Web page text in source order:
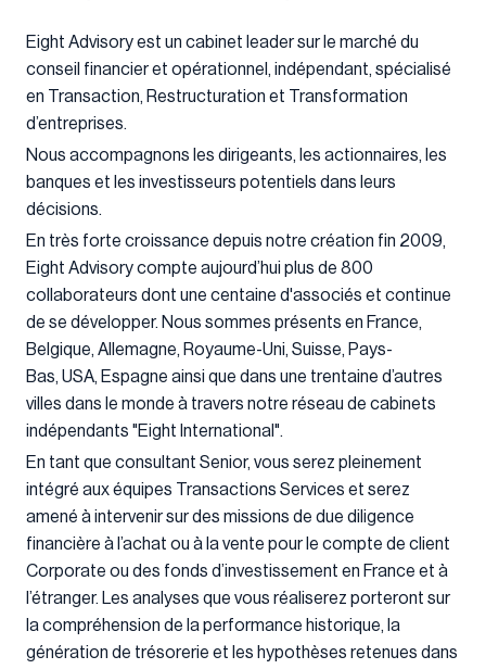
Eight Advisory est un cabinet leader sur le marché du
conseil financier et opérationnel, indépendant, spécialisé
en Transaction, Restructuration et Transformation
d’entreprises.
Nous accompagnons les dirigeants, les actionnaires, les
banques et les investisseurs potentiels dans leurs
décisions.
En très forte croissance depuis notre création fin 2009,
Eight Advisory compte aujourd’hui plus de 800
collaborateurs dont une centaine d'associés et continue
de se développer. Nous sommes présents en France,
Belgique, Allemagne, Royaume-Uni, Suisse, Pays-
Bas, USA, Espagne ainsi que dans une trentaine d’autres
villes dans le monde à travers notre réseau de cabinets
indépendants "Eight International".
En tant que consultant Senior, vous serez pleinement
intégré aux équipes Transactions Services et serez
amené à intervenir sur des missions de due diligence
financière à l’achat ou à la vente pour le compte de client
Corporate ou des fonds d’investissement en France et à
l’étranger. Les analyses que vous réaliserez porteront sur
la compréhension de la performance historique, la
génération de trésorerie et les hypothèses retenues dans